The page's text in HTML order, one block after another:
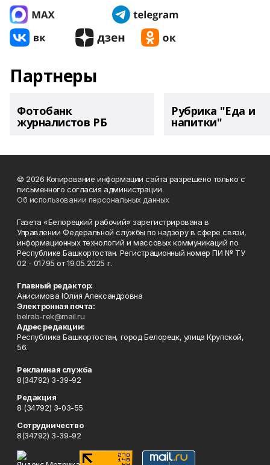
Партнеры
Фотобанк
журналистов РБ
Рубрика "Еда и
напитки"
© 2026 Копирование информации сайта разрешено только с
письменного согласия администрации.
Об использовании персональных данных
Газета «Белорецкий рабочий» зарегистрирована в
Управлении Федеральной службы по надзору в сфере связи,
информационных технологий и массовых коммуникаций по
Республике Башкортостан. Регистрационный номер ПИ № ТУ
02 - 01795 от 19.05.2025 г.
Главный редактор:
Анисимова Юлия Александровна
Электронная почта:
belrab-rek@mail.ru
Адрес редакции:
Республика Башкортостан, город Белорецк, улица Крупской,
56.
Рекламная служба
8(34792) 3-39-92
Редакция
8 (34792) 3-03-55
Сотрудничество
8(34792) 3-39-92